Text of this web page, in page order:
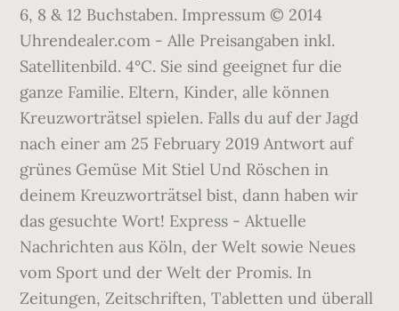
6, 8 & 12 Buchstaben. Impressum © 2014
Uhrendealer.com - Alle Preisangaben inkl.
Satellitenbild. 4°C. Sie sind geeignet fur die
ganze Familie. Eltern, Kinder, alle können
Kreuzworträtsel spielen. Falls du auf der Jagd
nach einer am 25 February 2019 Antwort auf
grünes Gemüse Mit Stiel Und Röschen in
deinem Kreuzworträtsel bist, dann haben wir
das gesuchte Wort! Express - Aktuelle
Nachrichten aus Köln, der Welt sowie Neues
vom Sport und der Welt der Promis. In
Zeitungen, Zeitschriften, Tabletten und überall